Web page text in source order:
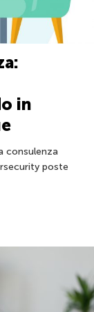
in
consulenza
poste